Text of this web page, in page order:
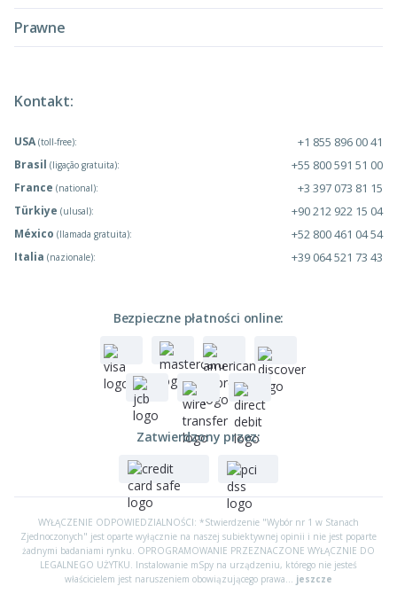
Prawne
Kontakt:
USA (toll-free): +1 855 896 00 41
Brasil (ligação gratuita): +55 800 591 51 00
France (national): +3 397 073 81 15
Türkiye (ulusal): +90 212 922 15 04
México (llamada gratuita): +52 800 461 04 54
Italia (nazionale): +39 064 521 73 43
Bezpieczne płatności online:
Zatwierdzony przez:
WYŁĄCZENIE ODPOWIEDZIALNOŚCI: *Stwierdzenie "Wybór nr 1 w Stanach
Zjednoczonych" jest oparte wyłącznie na naszej subiektywnej opinii i nie jest poparte
żadnymi badaniami rynku. OPROGRAMOWANIE PRZEZNACZONE WYŁĄCZNIE DO
LEGALNEGO UŻYTKU. Instalowanie mSpy na urządzeniu, którego nie jesteś
właścicielem jest naruszeniem obowiązującego prawa... jeszcze